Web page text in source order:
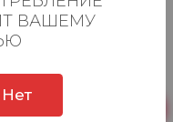
ВАШЕМУ
Нет